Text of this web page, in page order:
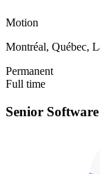
Motion
Montréal, Québec,
Permanent
Full time
Senior